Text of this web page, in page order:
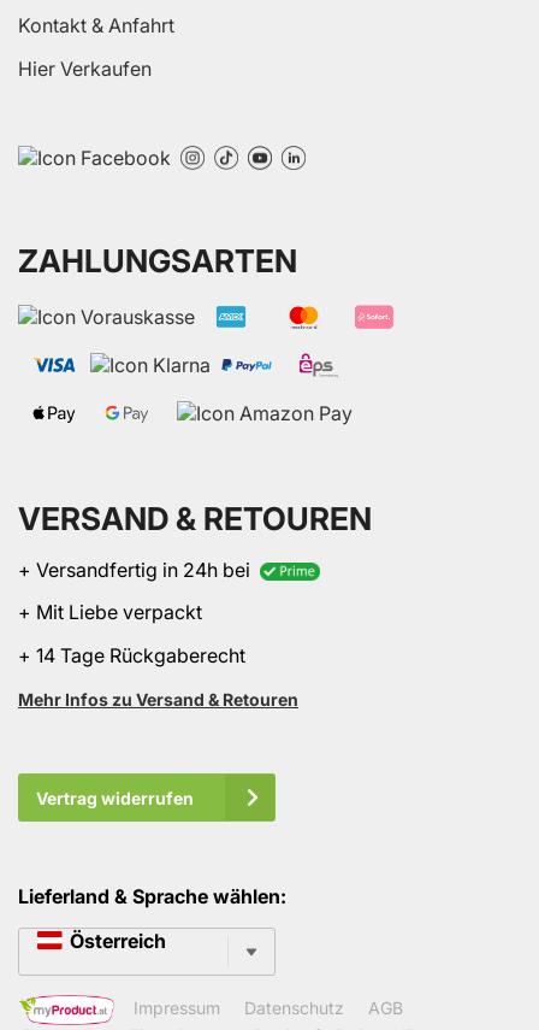
Kontakt & Anfahrt
Hier Verkaufen
ZAHLUNGSARTEN
VERSAND & RETOUREN
+ Versandfertig in 24h bei
+ Mit Liebe verpackt
+ 14 Tage Rückgaberecht
Mehr Infos zu Versand & Retouren
Vertrag widerrufen
Lieferland & Sprache wählen:
SpracheÖsterreich
Impressum Datenschutz
AGB